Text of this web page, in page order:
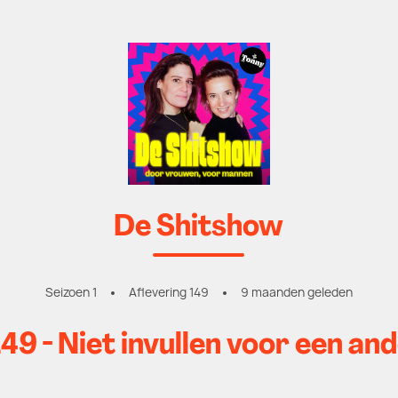
De Shitshow
Seizoen 1 Aflevering 149 9 maanden geleden
- Niet invullen voor een